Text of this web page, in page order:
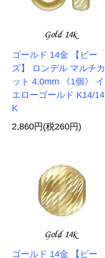
ゴールド 14金 【ビー
ズ】 ロンデル マルチカ
ット 4.0mm 《1個》 イ
エローゴールド K14/14
K
2,860円(税260円)
ゴールド 14金 【ビー